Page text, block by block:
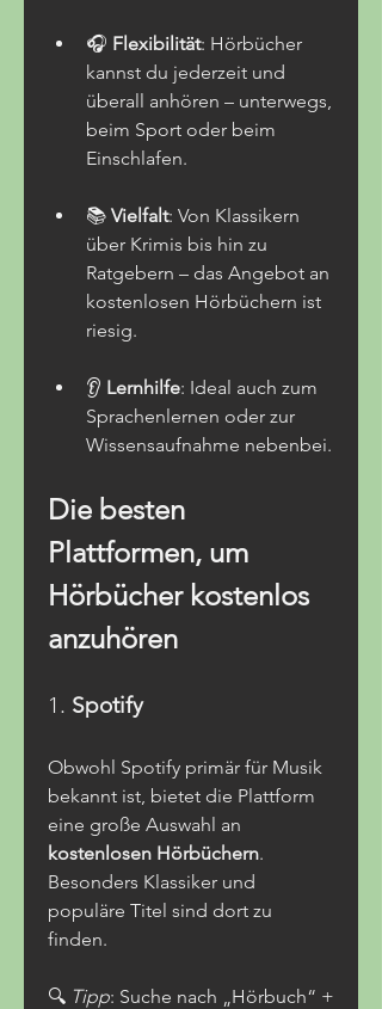
🎧 Flexibilität: Hörbücher
kannst du jederzeit und
überall anhören – unterwegs,
beim Sport oder beim
Einschlafen.
📚 Vielfalt: Von Klassikern
über Krimis bis hin zu
Ratgebern – das Angebot an
kostenlosen Hörbüchern ist
riesig.
👂 Lernhilfe: Ideal auch zum
Sprachenlernen oder zur
Wissensaufnahme nebenbei.
Die besten
Plattformen, um
Hörbücher kostenlos
anzuhören
1. Spotify
Obwohl Spotify primär für Musik
bekannt ist, bietet die Plattform
kostenlosen Hörbüchern.
Besonders Klassiker und
populäre Titel sind dort zu
finden.
🔍 Tipp: Suche nach „Hörbuch“ +